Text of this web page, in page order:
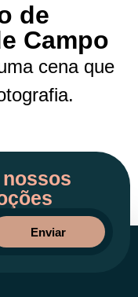
de
Campo
cena que
nossos
Enviar